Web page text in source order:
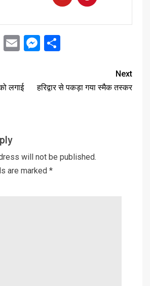
WhatsApp
EmailMessenger
लगाई
Next
हरिद्वार से पकड़ा गया स्मैक तस्कर
will not be published.
are marked *